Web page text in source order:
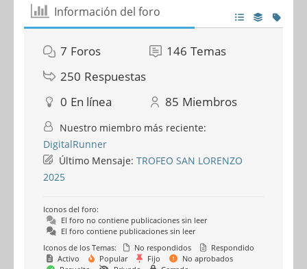
Información del foro
7 Foros 146 Temas
250 Respuestas
0 En línea 85 Miembros
Nuestro miembro más reciente:
DigitalRunner
Último Mensaje: TROFEO SAN LORENZO
2025
Iconos del foro:
El foro no contiene publicaciones sin leer
El foro contiene publicaciones sin leer
Iconos de los Temas:
No respondidos
Respondido
Activo
Popular Fijo
No aprobados